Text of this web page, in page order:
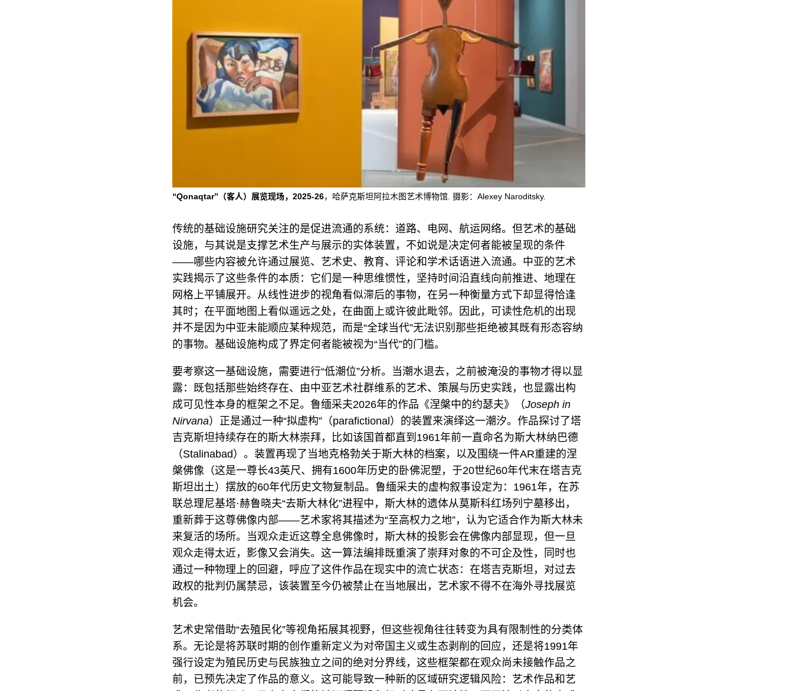
“Qonaqtar”（客人）展览现场，2025-26，哈萨克斯坦阿拉木图艺术博物馆. 摄影：Alexey Naroditsky.
传统的基础设施研究关注的是促进流通的系统：道路、电网、航运网络。但艺术的基础
设施，与其说是支撑艺术生产与展示的实体装置，不如说是决定何者能被呈现的条件
——哪些内容被允许通过展览、艺术史、教育、评论和学术话语进入流通。中亚的艺术
实践揭示了这些条件的本质：它们是一种思维惯性，坚持时间沿直线向前推进、地理在
网格上平铺展开。从线性进步的视角看似滞后的事物，在另一种衡量方式下却显得恰逢
其时；在平面地图上看似遥远之处，在曲面上或许彼此毗邻。因此，可读性危机的出现
并不是因为中亚未能顺应某种规范，而是“全球当代”无法识别那些拒绝被其既有形态容纳
的事物。基础设施构成了界定何者能被视为“当代”的门槛。
要考察这一基础设施，需要进行“低潮位”分析。当潮水退去，之前被淹没的事物才得以显
露：既包括那些始终存在、由中亚艺术社群维系的艺术、策展与历史实践，也显露出构
成可见性本身的框架之不足。鲁缅采夫2026年的作品《涅槃中的约瑟夫》（Joseph in
Nirvana）正是通过一种“拟虚构”（parafictional）的装置来演绎这一潮汐。作品探讨了塔
吉克斯坦持续存在的斯大林崇拜，比如该国首都直到1961年前一直命名为斯大林纳巴德
（Stalinabad）。装置再现了当地克格勃关于斯大林的档案，以及围绕一件AR重建的涅
槃佛像（这是一尊长43英尺、拥有1600年历史的卧佛泥塑，于20世纪60年代末在塔吉克
斯坦出土）摆放的60年代历史文物复制品。鲁缅采夫的虚构叙事设定为：1961年，在苏
联总理尼基塔·赫鲁晓夫“去斯大林化”进程中，斯大林的遗体从莫斯科红场列宁墓移出，
重新葬于这尊佛像内部——艺术家将其描述为“至高权力之地”，认为它适合作为斯大林未
来复活的场所。当观众走近这尊全息佛像时，斯大林的投影会在佛像内部显现，但一旦
观众走得太近，影像又会消失。这一算法编排既重演了崇拜对象的不可企及性，同时也
通过一种物理上的回避，呼应了这件作品在现实中的流亡状态：在塔吉克斯坦，对过去
政权的批判仍属禁忌，该装置至今仍被禁止在当地展出，艺术家不得不在海外寻找展览
机会。
艺术史常借助“去殖民化”等视角拓展其视野，但这些视角往往转变为具有限制性的分类体
系。无论是将苏联时期的创作重新定义为对帝国主义或生态剥削的回应，还是将1991年
强行设定为殖民历史与民族独立之间的绝对分界线，这些框架都在观众尚未接触作品之
前，已预先决定了作品的意义。这可能导致一种新的区域研究逻辑风险：艺术作品和艺